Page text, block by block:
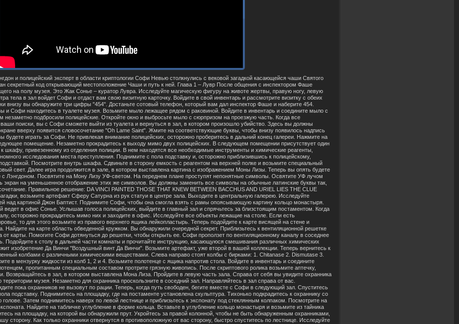
на Мону Лизу УФ-светом. На переднем плане проступят непонятные символы. Освятите УФ лучом каждый символ, чтобы переключить экран на уменьшенное отображение этих же символов. Вы должны заменить все символы на обычные латинские буквы так, чтобы получилось понятное словосочетание. Правильное решение: DA VINCI PAINTED THOSE THAT KNEW BETWEEN BACCHUS AND URIEL LIES THE CLUE Когда вы закончите решение этой загадки, возьмите артефакт Сферу Сатурна из рук статуи в центре зала. Выходите в центральную галерею. Исследуйте верхнюю область живописи висящей над картиной Джон Баптист. Поднимите Софи, чтобы она смогла взять с рамы опоясывающую картину кольцо монастыря. Теперь заходите в коридор, который ведет в офис Сонье. Услышав голоса полицейских, выйдите в главный зал и спрячьтесь за близстоящим постаментом. Когда полицейские рассредоточатся по залу, осторожно прокрадитесь мимо них и заходите в офис. Исследуйте все объекты лежащие на столе. Если есть необходимость поправить свое здоровье, то для этого возьмите из правого верхнего ящика лейкопластырь. Теперь подойдите к карте висящей на стене и исследуйте ее с помощью УФ света. Найдите на карте область обведенной кружком. Вы обнаружили очередной секрет. Приблизьтесь к вентиляционной решетке расположенной под потолком слева от карты. Помогите Софи дотянуться до решетки, чтобы открыть ее. Софи проползет по вентиляционному каналу в соседнее помещение и откроет для вас дверь. Подойдите к столу в дальней части комнаты и прочитайте инструкцию, касающуюся смешивания различных химических веществ. Позади вас на коробке лежит изобретение Да Винчи "Воздушный винт Да Винчи". Возьмите артефакт, уже второй в вашей коллекции. Теперь вернитесь к выходу и взгляните на стол, уставленный колбами с различными химическими веществами. Слева направо стоят колбы с бирками: 1. Chitanase 2. Dismutase 3. Lactase 4. Catalase 5. Urease Наберите в мензурку жидкости из колб 1, 2 и 4. Возьмите полотенце с ящика напротив стола. Войдите в инвентарь и соедините полотенце с мензуркой. Теперь полотенцем, пропитанным специальным составом протрите грязную живопись. После скриптового ролика возьмите аптечку, спрятанную за высокими картинами. Возвращайтесь в зал, в котором выставлена Мона Лиза. Пройдите в левую часть зала. Справа от себя вы увидите охранника совершающего очередной обход по территории музея. Незаметно для охранника проскользните в соседний зал. Направляйтесь в зал справа от вас. Остановитесь в правом проеме и ждите пока охранников не вызовут по рации. Теперь, когда путь свободен, бегите вместе с Софи в следующий зал. Спуститесь по правой лестнице. Поднимите с пола подставку. Поднимитесь на площадку, где на постаменте установлена скульптура. Тихонько подкрадитесь к охраннику со спиной и ударьте его подставкой по голове. Затем поднимитесь наверх по левой лестнице и приблизьтесь к экспонату под стеклянным колпаком. Посмотрите на бронзовую табличку с описанием экспоната. Найдите на табличке углубление в форме кольца. Вставьте в углубление кольцо монастыря и возьмите из тайника диск геральдической лилии. Спуститесь на площадку, на которой вы обнаружили прут. Укройтесь за правой колонной, чтобы не быть обнаруженным охранниками, поднимающимися по лестнице в вашу сторону. Как только охранники отвернутся в противоположную от вас сторону, быстро спуститесь по лестнице. Исследуйте перила справа от вас. Найдите монету – последний артефакт в этой главе. Заходите в зал, в котором выставлены скульптуры. Осторожно крадитесь по проходу за статуями слева от вас. Если вы не привлекли внимание охранников, то без проблем сможете покинуть Лувр. Глава 2 – Монастырь Saint Sulpice После общения с сестрой Маргаритой посмотрите на монаха неподвижно лежащего на полу спальни. Возьмите из тумбочки стоящей между кроватями маленькую аптечку. Следуйте в спальню, в которой лежит тело сестры Сандрин. Найдите рядом с телом листок бумаги с телефонами. Исследуйте руку сестры. Она вытянута в сторону кровати. Подойдите к столу. Взгляните на листок с цифрами "7:14". Исследуйте шкаф справа от стола. Нужен ключ, чтобы открыть дверцы. Выйдите из спальни и проходите через дверь справа от вас. Перейдите на другую сторону балкона, откройте дверь и заходите в кладовку. Возьмите с нижней полки кусачки, а сверхней масленку. Возвращайтесь в жилую область монастыря. Заходите в альков с двумя дверьми. Проходите через дверь прямо напротив вас. Вы вышли на крышу монастыря. Крадитесь вслед за монахом. Используйте хитрый прием, чтобы нанести ему удар по голове. Пройдите еще немного вперед и посмотрите на диаграмму с символами на левой стене. Под каждым символом начерчена определенная буква. На диаграмме представлен весь алфавит A-Z и числовой ряд от 0-9. Запишите буквенное и цифровое значение каждого символа, так как при решении последующих загадок эти знания вам пригодятся. Возвращайтесь в жилую зону монастыря. Заходите в комнату сестры Сандрин. Сдвиньте в сторону кровать рядом с телом сестры Сандрин. Под кроватью обнаружится запертый сейф. Посмотрите с близкого расстояния на плитки с буквами. Выставите "Sion" в центре пластины, чтобы отпереть сейф. Заберите из сейфа бронзовую пластину с символами JRU. Возвращайтесь на крышу монастыря. Заходите в проход слева от вас и спускайтесь по лестнице к запертой двери. Отоприте дверь, спуститесь по лестнице и отпорите еще одну дверь, чтобы выйти в главный зал монастыря. Не привлекая внимания монаховб, пройдите в правый дальний угол зала. Найдите колонну, обозначенную римской цифрой VII. Напротив нее есть емкость в виде ракушки наполненная целебной водой. На дне емкости лежит декоративный ключ, возьмите его. Зайдите в темный альков между колоннами IX и X. Найдите в глубине алькова оловянную монету – первый артефакт в этой главе. Возвращайтесь в комнату сестры Сандрин. Используйте ключ на запертом шкафу. Возьмите из шкафа маленькую гравюру с изображением Иисуса Христа. Возвращайтесь в большой зал. Зайдите в темный альков между колоннами III и IV. Прочитайте книгу лежащую на алтаре. Затем посмотрите на две плиты рядом с алтарем. Здесь вы должны применить информацию, почерпнутую из книги. Выставите в окошке левой плиты "Aprilis", а правой "XI". Теперь выйдите из алькова и возьмите с постамента статуэтку Иисуса несущего крест. Подойдите к запертой двери рядом с колонной VII. Перекусите кусачками дужку висячего замка, откройте дверь и поднимайтесь по лестнице на балкон, на котором установлен орган. Слева от вас на полу возле ограждения лежит большая аптечка. С правой стороны органа есть большая ручка. Исследуйте ручку, чтобы получить возможность регулировки времени звучания органа. Выставите часы на 7:14. Перед органом откроется секретная ниша, в которой лежит медная пластина с инициалами АЕМ. Возьмите пластину и спускайтесь обратно в зал. Исследуйте колонну VII. Положите статуэтку Иисуса с крестом на выступ в колонне. Теперь найдите колонну X IV и положите на выступ этой колонны гравюру с изображением Иисуса. Откройте люк в полу между колоннами X и XI и спускайтесь в подвал. Подойдите к нагромождению коробок справа от вас. Найдите на одной из коробок древний артефакт – изобретение Да Винчи. Повернитесь налево и идите к каменному постаменту, на котором установлены три фонаря. Влейте масло из масленки в стол через отверстие перед тремя фонарями. Откройте фонари и поместите бронзовую пластину в бронзовый фонарь, а медную пластину в медный фонарь. С помощью спичек зажгите фитили на всех трех фонарях. На стене напротив фонарей проступит слово Jerusalem. Сдвиньте в сторону каменный саркофаг слева от надписи на стене. Позади саркофага на стене вы обнаружите ряд из девяти символов. Все эти символы были на диаграмме, которую вы видели на крыше монастыря. Вы должны нажать на символы в таком порядке, чтобы у вас